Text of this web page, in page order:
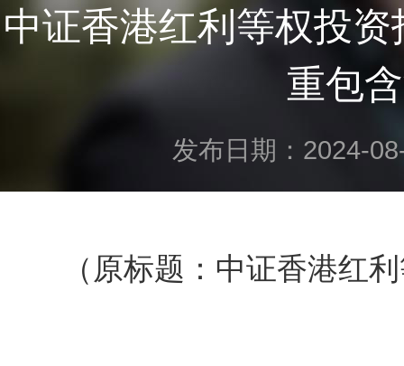
中证香港红利等权投
重包
发布日期：2024-
（原标题：中证香港红